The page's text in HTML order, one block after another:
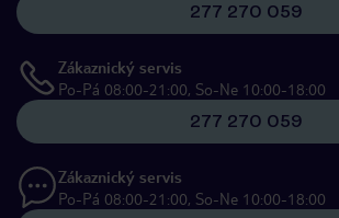
277 270 059
Zákaznický servis
Po-Pá 08:00-21:00, So-Ne 10:00-18:00
277 270 059
Zákaznický servis
Po-Pá 08:00-21:00, So-Ne 10:00-18:00